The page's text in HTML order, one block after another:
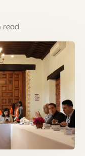
read